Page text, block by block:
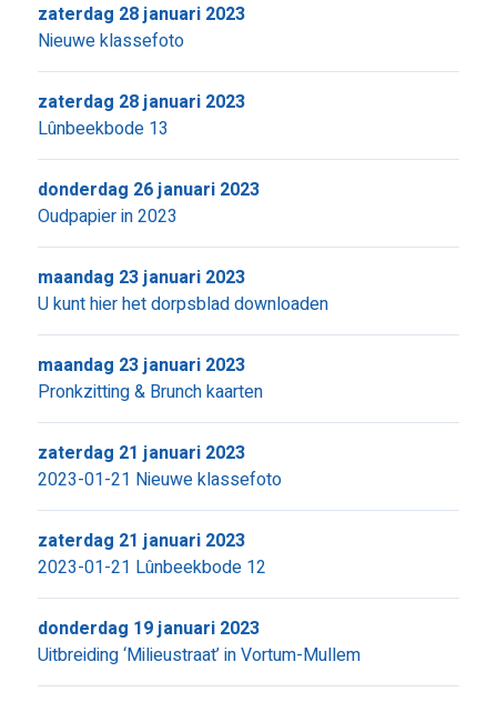
Nieuwe klassefoto
zaterdag 28 januari 2023
Lûnbeekbode 13
zaterdag 28 januari 2023
Oudpapier in 2023
donderdag 26 januari 2023
U kunt hier het dorpsblad downloaden
maandag 23 januari 2023
Pronkzitting & Brunch kaarten
maandag 23 januari 2023
2023-01-21 Nieuwe klassefoto
zaterdag 21 januari 2023
2023-01-21 Lûnbeekbode 12
zaterdag 21 januari 2023
Uitbreiding ‘Milieustraat’ in Vortum-Mullem
donderdag 19 januari 2023